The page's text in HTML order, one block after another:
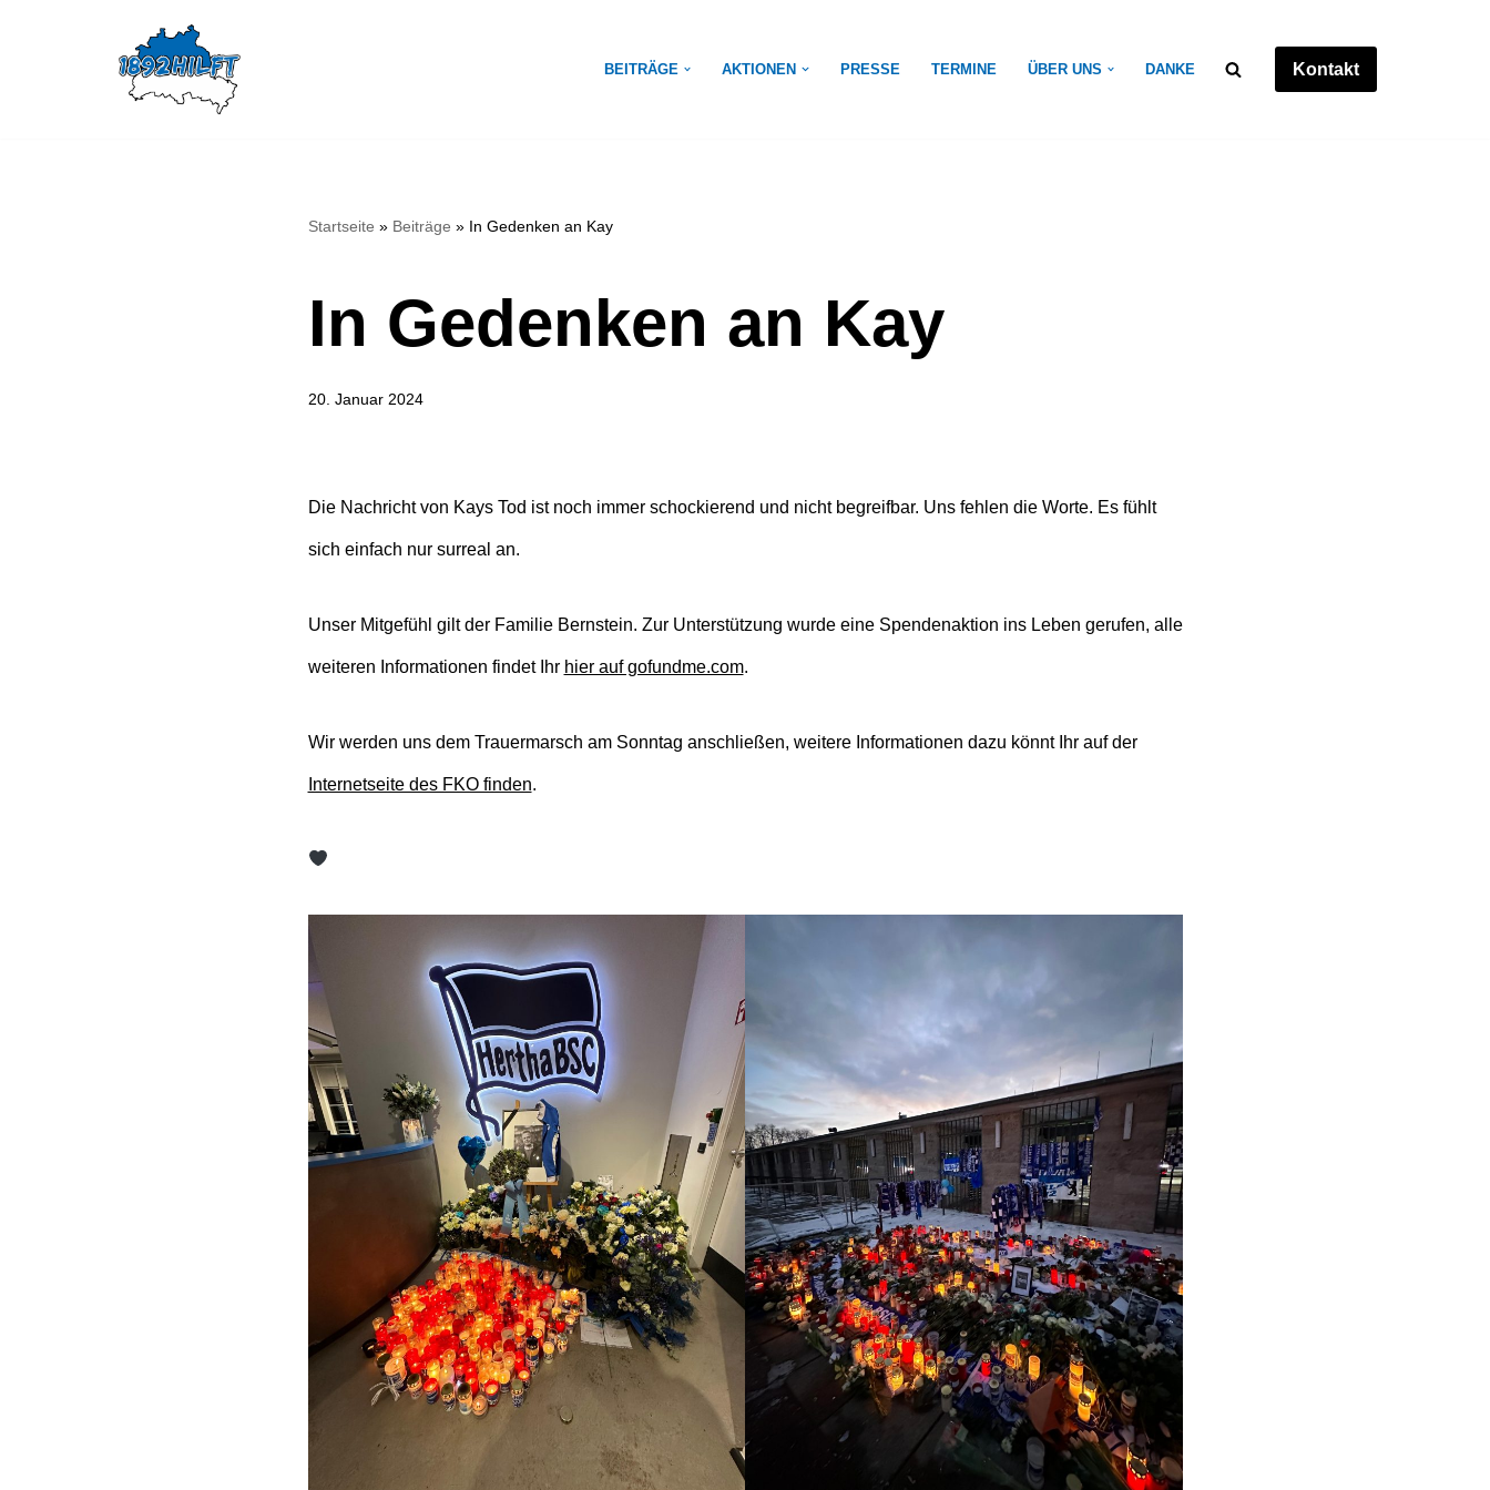
BEITRÄGE AKTIONEN PRESSE TERMINE ÜBER UNS DANKE Kontakt
Startseite » Beiträge » In Gedenken an Kay
In Gedenken an Kay
20. Januar 2024
Die Nachricht von Kays Tod ist noch immer schockierend und nicht begreifbar. Uns fehlen die Worte. Es fühlt
sich einfach nur surreal an.
Unser Mitgefühl gilt der Familie Bernstein. Zur Unterstützung wurde eine Spendenaktion ins Leben gerufen, alle
weiteren Informationen findet Ihr hier auf gofundme.com.
Wir werden uns dem Trauermarsch am Sonntag anschließen, weitere Informationen dazu könnt Ihr auf der
Internetseite des FKO finden.